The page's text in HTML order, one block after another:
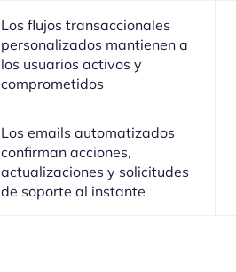
Los flujos transaccionales
personalizados mantienen a
los usuarios activos y
comprometidos
Los emails automatizados
confirman acciones,
actualizaciones y solicitudes
de soporte al instante